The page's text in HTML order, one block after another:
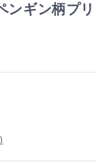
ンギン柄プリ